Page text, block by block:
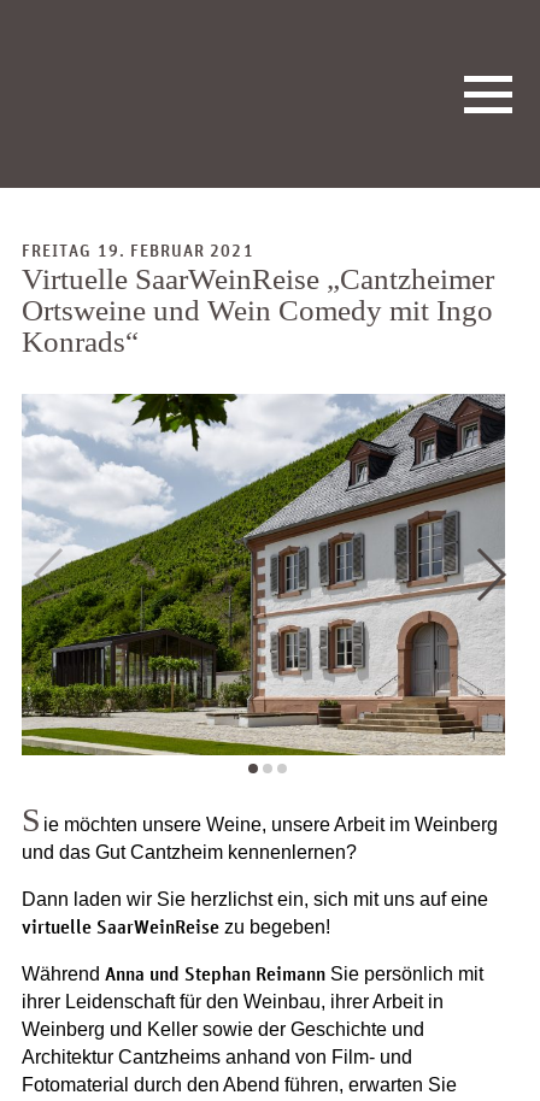
FREITAG 19. FEBRUAR 2021
Virtuelle SaarWeinReise „Cantzheimer
Ortsweine und Wein Comedy mit Ingo
Konrads“
S ie möchten unsere Weine, unsere Arbeit im Weinberg
und das Gut Cantzheim kennenlernen?
Dann laden wir Sie herzlichst ein, sich mit uns auf eine
virtuelle SaarWeinReise zu begeben!
Während Anna und Stephan Reimann Sie persönlich mit
ihrer Leidenschaft für den Weinbau, ihrer Arbeit in
Weinberg und Keller sowie der Geschichte und
Architektur Cantzheims anhand von Film- und
Fotomaterial durch den Abend führen, erwarten Sie